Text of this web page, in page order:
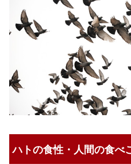
ハトの食性・人間の食べ